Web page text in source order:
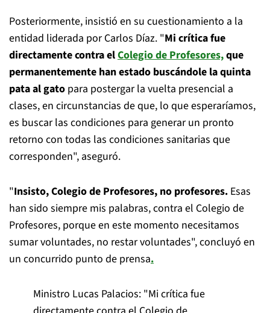
Posteriormente, insistió en su cuestionamiento a la
entidad liderada por Carlos Díaz. "Mi crítica fue
directamente contra elColegio de Profesores,que
permanentemente han estado buscándole la quinta
pata al gato para postergar la vuelta presencial a
clases, en circunstancias de que, lo que esperaríamos,
es buscar las condiciones para generar un pronto
retorno con todas las condiciones sanitarias que
corresponden", aseguró.
"Insisto, Colegio de Profesores, no profesores. Esas
han sido siempre mis palabras, contra el Colegio de
Profesores, porque en este momento necesitamos
sumar voluntades, no restar voluntades", concluyó en
un concurrido punto de prensa.
Ministro Lucas Palacios: "Mi crítica fue